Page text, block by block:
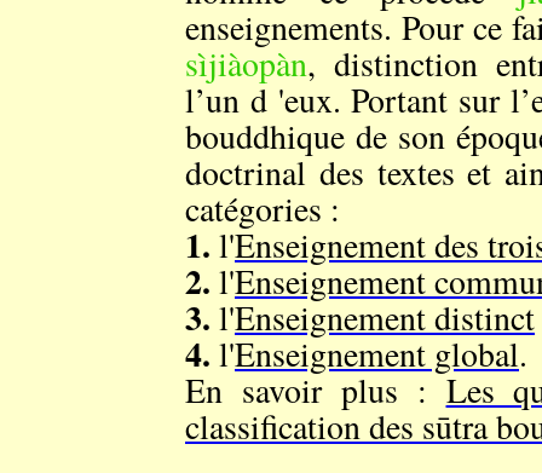
enseignements. Pour ce
sìjiàopàn, distinction
l’un d 'eux. Portant sur
bouddhique de son
doctrinal des textes et
catégories :
1. l'Enseignement des
2. l'Enseignement
3. l'Enseignement distinct
4. l'Enseignement global.
En savoir plus : Les
classification des sūtra